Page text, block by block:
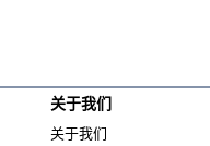
关于我们
关于我们